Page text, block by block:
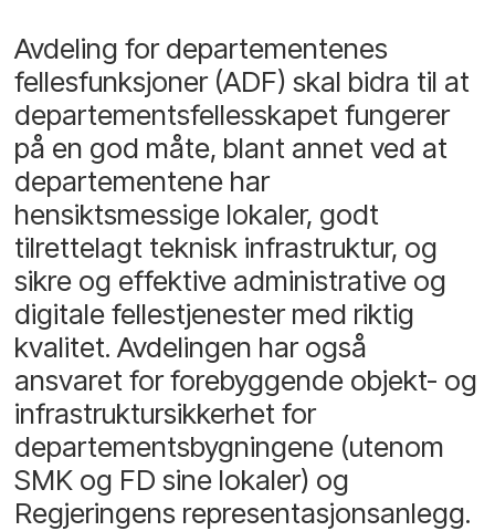
Avdeling for departementenes
fellesfunksjoner (ADF) skal bidra til at
departementsfellesskapet fungerer
på en god måte, blant annet ved at
departementene har
hensiktsmessige lokaler, godt
tilrettelagt teknisk infrastruktur, og
sikre og effektive administrative og
digitale fellestjenester med riktig
kvalitet. Avdelingen har også
ansvaret for forebyggende objekt- og
infrastruktursikkerhet for
departementsbygningene (utenom
SMK og FD sine lokaler) og
Regjeringens representasjonsanlegg.